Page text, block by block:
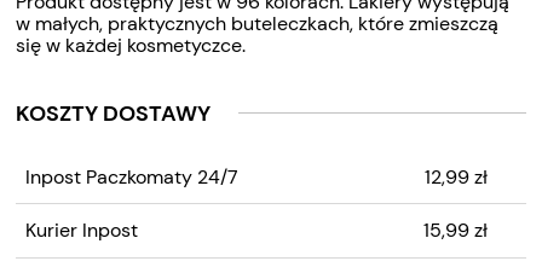
w małych, praktycznych buteleczkach, które zmieszczą
się w każdej kosmetyczce.
KOSZTY DOSTAWY
EWENTUALNYCH KOSZTÓW
Inpost Paczkomaty 24/7 12,99 zł
Kurier Inpost 15,99 zł